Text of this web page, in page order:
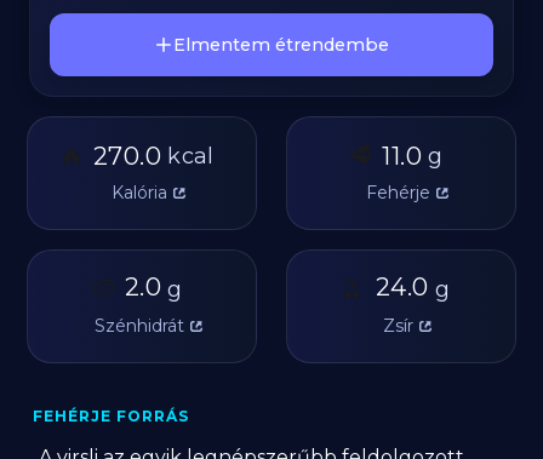
Elmentem étrendembe
🔥 270.0 kcal
Kalória
🥩 11.0 g
Fehérje
🥔 2.0 g
Szénhidrát
🫒 24.0 g
Zsír
FEHÉRJE FORRÁS